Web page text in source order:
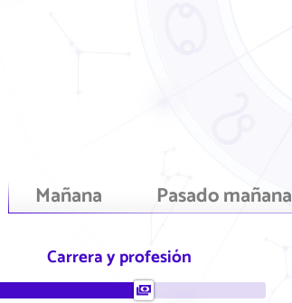
Mañana Pasado mañana
Carrera y profesión